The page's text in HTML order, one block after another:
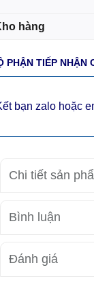
hàng
PHẬN TIẾP NHẬN
bạn zalo hoặc
Chi tiết sản
Bình luận
Đánh giá